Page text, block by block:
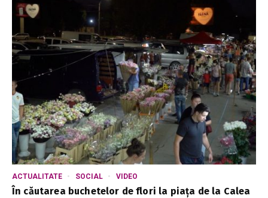
ACTUALITATE SOCIAL VIDEO
În căutarea buchetelor de flori la piața de la Calea